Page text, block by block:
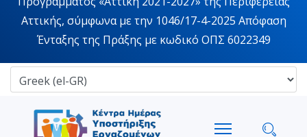
Αττικής, σύμφωνα με την 1046/17-4-2025 Απόφαση
Ένταξης της Πράξης με κωδικό ΟΠΣ 6022349